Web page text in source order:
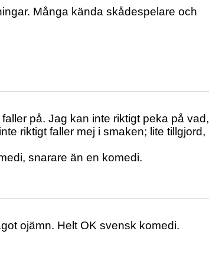
Många kända skådespelare och
på. Jag kan inte riktigt peka på vad,
riktigt faller mej i smaken; lite tillgjord,
snarare än en komedi.
ojämn. Helt OK svensk komedi.